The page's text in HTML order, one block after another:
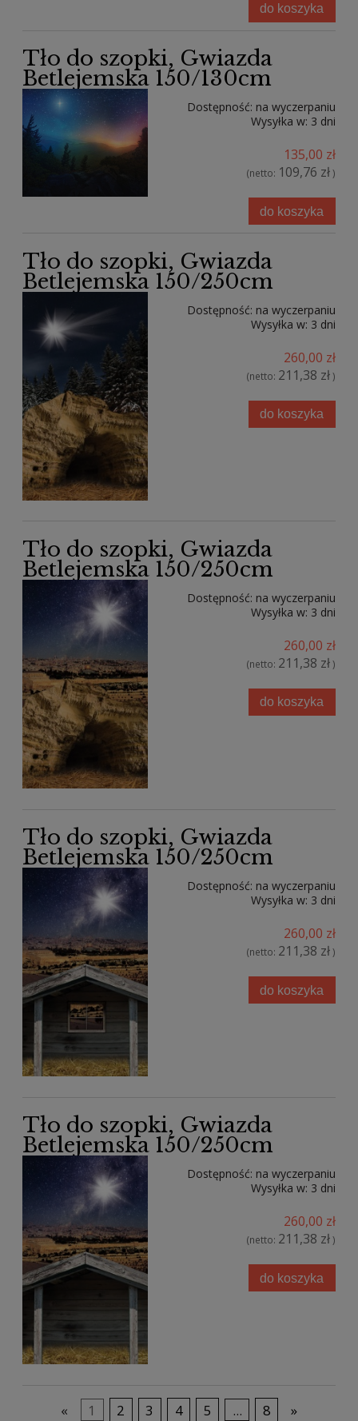
do koszyka
Tło do szopki, Gwiazda
Betlejemska 150/130cm
Dostępność: na wyczerpaniu
Wysyłka w: 3 dni
135,00 zł
(netto: 109,76 zł)
do koszyka
Tło do szopki, Gwiazda
Betlejemska 150/250cm
Dostępność: na wyczerpaniu
Wysyłka w: 3 dni
260,00 zł
(netto: 211,38 zł)
do koszyka
Tło do szopki, Gwiazda
Betlejemska 150/250cm
Dostępność: na wyczerpaniu
Wysyłka w: 3 dni
260,00 zł
(netto: 211,38 zł)
do koszyka
Tło do szopki, Gwiazda
Betlejemska 150/250cm
Dostępność: na wyczerpaniu
Wysyłka w: 3 dni
260,00 zł
(netto: 211,38 zł)
do koszyka
Tło do szopki, Gwiazda
Betlejemska 150/250cm
Dostępność: na wyczerpaniu
Wysyłka w: 3 dni
260,00 zł
(netto: 211,38 zł)
do koszyka
« 1 2 3 4 5 ... 8 »